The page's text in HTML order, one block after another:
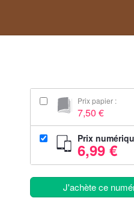
Prix papier :
7,50 €
Prix
6,99 €
J'achète ce